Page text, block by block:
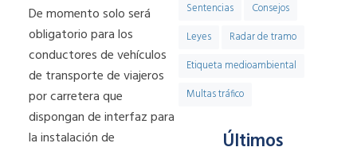
De momento solo será
obligatorio para los
conductores de vehículos
de transporte de viajeros
por carretera que
dispongan de interfaz para
la instalación de
Sentencias
Consejos
Leyes
Radar de tramo
Etiqueta medioambiental
Multas tráfico